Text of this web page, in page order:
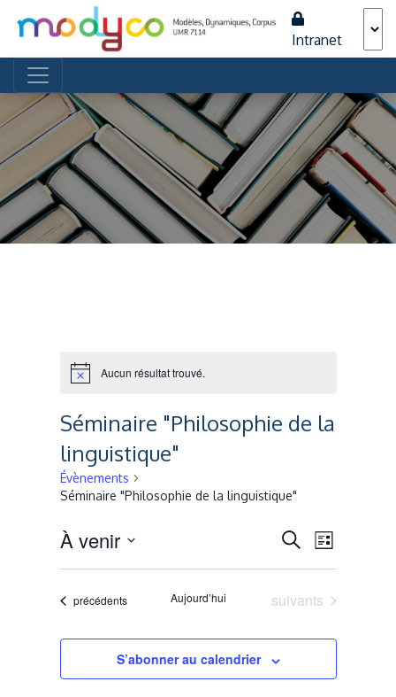
Intranet
Navigation principale
Notice Aucun résultat trouvé.
Séminaire "Philosophie de la
linguistique"
Évènements
Séminaire "Philosophie de la linguistique"
Recherche
et
navigation
de
vues
Recherche
de
vues
Liste
À venir
Sélectionnez
date.
Évènements
précédents Aujourd’hui Évènements
suivants
S’abonner au calendrier